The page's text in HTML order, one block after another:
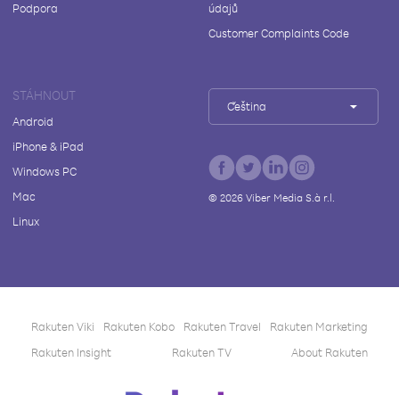
Podpora
údajů
Customer Complaints Code
STÁHNOUT
Android
iPhone & iPad
Windows PC
Mac
Linux
Čeština
© 2026Viber Media S.à r.l.
Rakuten Viki Rakuten Kobo Rakuten Travel
Rakuten Marketing
Rakuten Insight
Rakuten TV About Rakuten